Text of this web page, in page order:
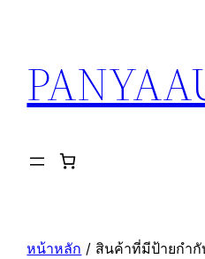
เนื้อหา
หน้าหลัก / สินค้าที่มีป้ายกำกั